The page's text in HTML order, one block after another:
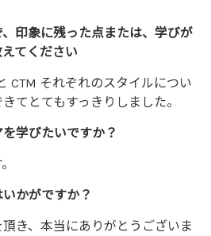
印象に残った点または、学びが
てください
CTM それぞれのスタイルについ
てとてもすっきりしました。
学びたいですか？
かがですか？
き、本当にありがとうございま